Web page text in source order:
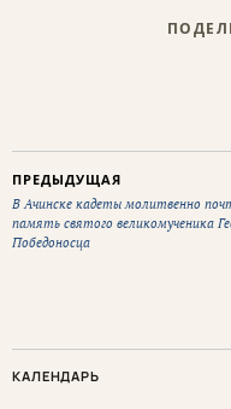
ПРЕДЫДУЩАЯ
В Ачинске кадеты молитвенно
память святого великомученика
Победоносца
КАЛЕНДАРЬ